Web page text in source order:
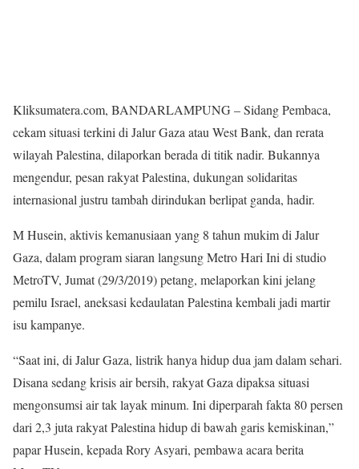
Kliksumatera.com, BANDARLAMPUNG – Sidang Pembaca,
cekam situasi terkini di Jalur Gaza atau West Bank, dan rerata
wilayah Palestina, dilaporkan berada di titik nadir. Bukannya
mengendur, pesan rakyat Palestina, dukungan solidaritas
internasional justru tambah dirindukan berlipat ganda, hadir.
M Husein, aktivis kemanusiaan yang 8 tahun mukim di Jalur
Gaza, dalam program siaran langsung Metro Hari Ini di studio
MetroTV, Jumat (29/3/2019) petang, melaporkan kini jelang
pemilu Israel, aneksasi kedaulatan Palestina kembali jadi martir
isu kampanye.
“Saat ini, di Jalur Gaza, listrik hanya hidup dua jam dalam sehari.
Disana sedang krisis air bersih, rakyat Gaza dipaksa situasi
mengonsumsi air tak layak minum. Ini diperparah fakta 80 persen
dari 2,3 juta rakyat Palestina hidup di bawah garis kemiskinan,”
papar Husein, kepada Rory Asyari, pembawa acara berita